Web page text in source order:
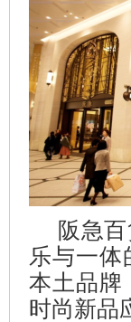
阪急
乐与一体
本土品牌
时尚新品